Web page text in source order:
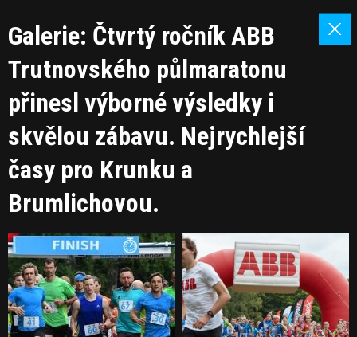
Galerie: Čtvrtý ročník ABB
Trutnovského půlmaratonu
přinesl výborné výsledky i
skvělou zábavu. Nejrychlejší
časy pro Krunku a
Brumlichovou.